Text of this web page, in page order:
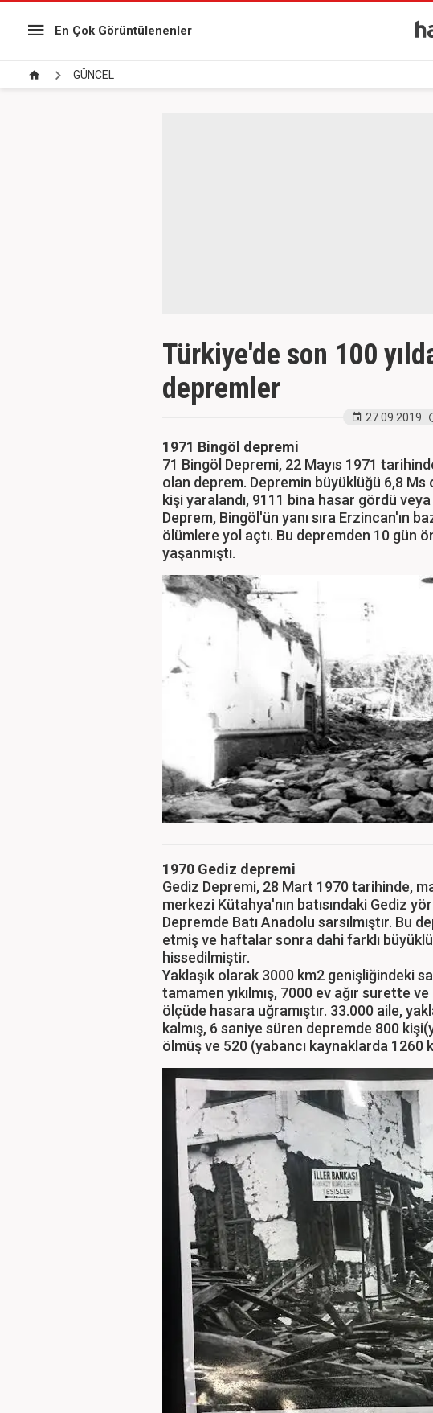
En Çok Görüntülenenler
GÜNCEL
Türkiye'de son 100
depremler
27.09.2019
1971 Bingöl depremi
71 Bingöl Depremi, 22 Mayıs 1971
olan deprem. Depremin büyüklüğü 6,8
kişi yaralandı, 9111 bina hasar gördü veya
Deprem, Bingöl'ün yanı sıra Erzincan'ın
ölümlere yol açtı. Bu depremden 10 gün
yaşanmıştı.
1970 Gediz depremi
Gediz Depremi, 28 Mart 1970 tarihinde,
merkezi Kütahya'nın batısındaki Gediz
Depremde Batı Anadolu sarsılmıştır. Bu
etmiş ve haftalar sonra dahi farklı
hissedilmiştir.
Yaklaşık olarak 3000 km2 genişliğindeki
tamamen yıkılmış, 7000 ev ağır surette
ölçüde hasara uğramıştır. 33.000 aile,
kalmış, 6 saniye süren depremde 800
ölmüş ve 520 (yabancı kaynaklarda 1260